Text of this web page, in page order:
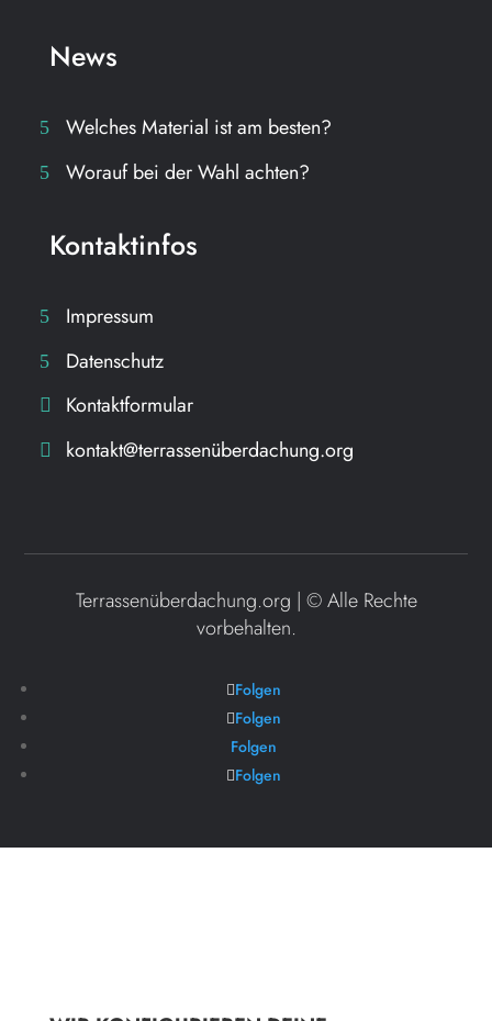
News
Welches Material ist am besten?
Worauf bei der Wahl achten?
Kontaktinfos
Impressum
Datenschutz
Kontaktformular
kontakt@terrassenüberdachung.org
Terrassenüberdachung.org | ©Alle Rechte
vorbehalten.
Folgen
Folgen
Folgen
Folgen